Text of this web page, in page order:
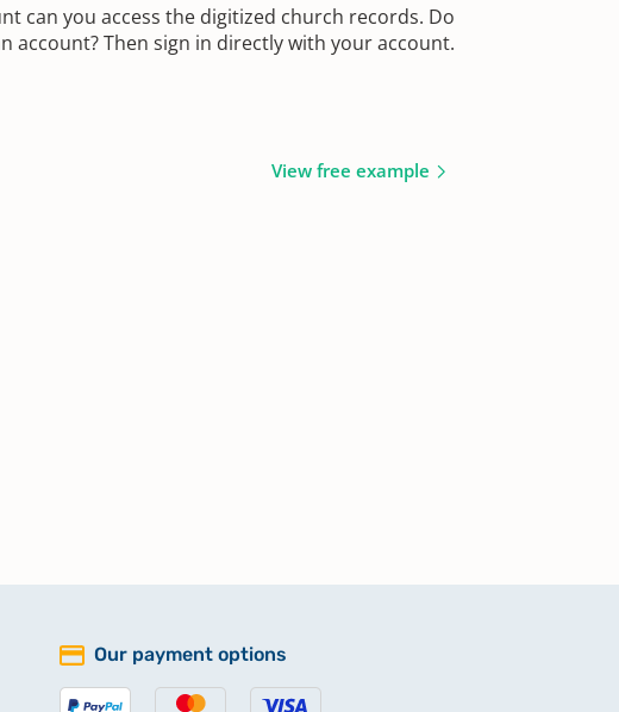
can you access the digitized church records. Do
account? Then sign in directly with your account.
View free example
Our payment options